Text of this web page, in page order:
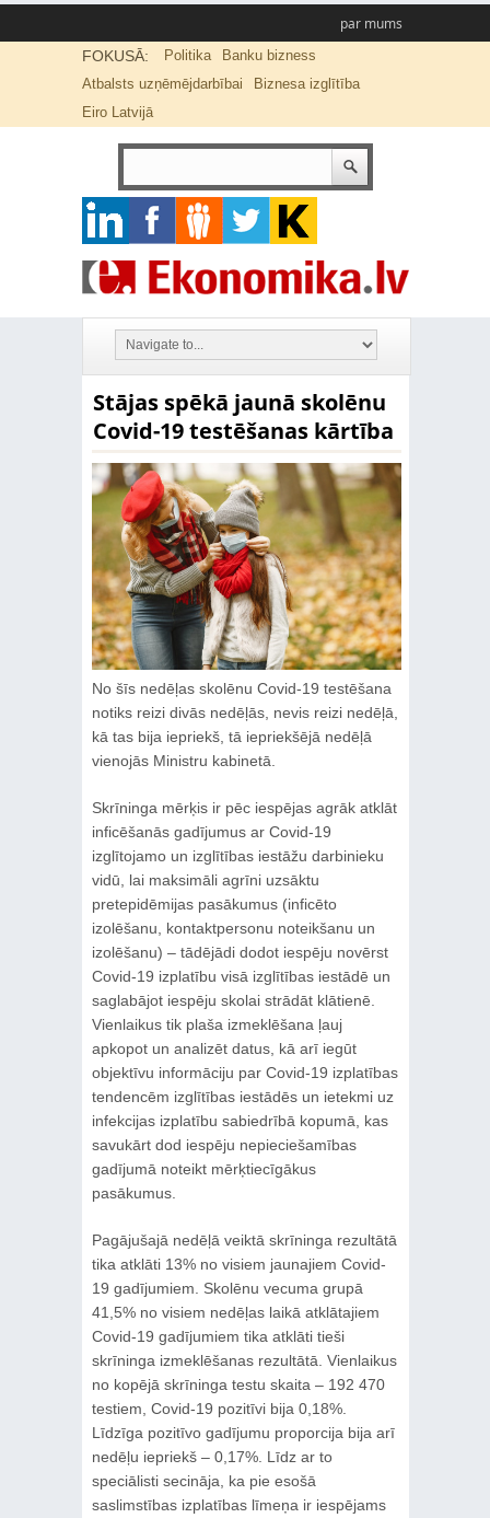
par mums
FOKUSĀ: Politika
Banku bizness
Atbalsts uzņēmējdarbībai
Biznesa izglītība
Eiro Latvijā
Stājas spēkā jaunā skolēnu
Covid-19 testēšanas kārtība
No šīs nedēļas skolēnu Covid-19 testēšana
notiks reizi divās nedēļās, nevis reizi nedēļā,
kā tas bija iepriekš, tā iepriekšējā nedēļā
vienojās Ministru kabinetā.
Skrīninga mērķis ir pēc iespējas agrāk atklāt
inficēšanās gadījumus ar Covid-19
izglītojamo un izglītības iestāžu darbinieku
vidū, lai maksimāli agrīni uzsāktu
pretepidēmijas pasākumus (inficēto
izolēšanu, kontaktpersonu noteikšanu un
izolēšanu) – tādējādi dodot iespēju novērst
Covid-19 izplatību visā izglītības iestādē un
saglabājot iespēju skolai strādāt klātienē.
Vienlaikus tik plaša izmeklēšana ļauj
apkopot un analizēt datus, kā arī iegūt
objektīvu informāciju par Covid-19 izplatības
tendencēm izglītības iestādēs un ietekmi uz
infekcijas izplatību sabiedrībā kopumā, kas
savukārt dod iespēju nepieciešamības
gadījumā noteikt mērķtiecīgākus
pasākumus.
Pagājušajā nedēļā veiktā skrīninga rezultātā
tika atklāti 13% no visiem jaunajiem Covid-
19 gadījumiem. Skolēnu vecuma grupā
41,5% no visiem nedēļas laikā atklātajiem
Covid-19 gadījumiem tika atklāti tieši
skrīninga izmeklēšanas rezultātā. Vienlaikus
no kopējā skrīninga testu skaita – 192 470
testiem, Covid-19 pozitīvi bija 0,18%.
Līdzīga pozitīvo gadījumu proporcija bija arī
nedēļu iepriekš – 0,17%. Līdz ar to
speciālisti secināja, ka pie esošā
saslimstības izplatības līmeņa ir iespējams